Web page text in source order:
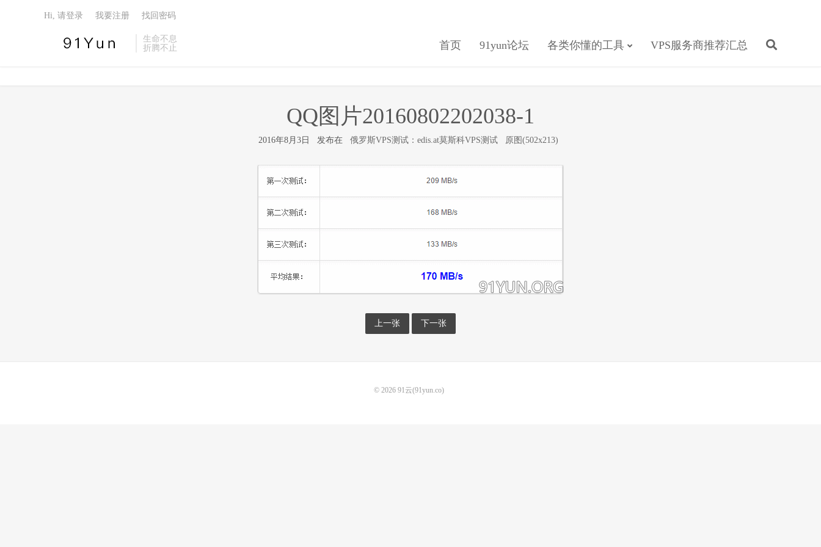
生命不息
折腾不止
首页 91yun论坛 各类你懂的工具 VPS服务商推荐汇总
Hi, 请登录 我要注册 找回密码
QQ图片20160802202038-1
2016年8月3日 发布在 俄罗斯VPS测试：edis.at莫斯科VPS测试 原图(502x213)
上一张 下一张
© 2026 91云(91yun.co)